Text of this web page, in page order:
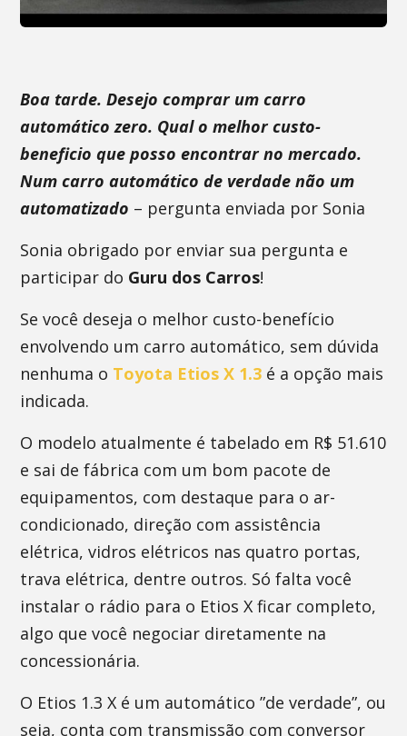
Boa tarde. Desejo comprar um carro
automático zero. Qual o melhor custo-
beneficio que posso encontrar no mercado.
Num carro automático de verdade não um
automatizado – pergunta enviada por Sonia
Sonia obrigado por enviar sua pergunta e
participar do Guru dos Carros!
Se você deseja o melhor custo-benefício
envolvendo um carro automático, sem dúvida
nenhuma o Toyota Etios X 1.3 é a opção mais
indicada.
O modelo atualmente é tabelado em R$ 51.610
e sai de fábrica com um bom pacote de
equipamentos, com destaque para o ar-
condicionado, direção com assistência
elétrica, vidros elétricos nas quatro portas,
trava elétrica, dentre outros. Só falta você
instalar o rádio para o Etios X ficar completo,
algo que você negociar diretamente na
concessionária.
O Etios 1.3 X é um automático ”de verdade”, ou
seja, conta com transmissão com conversor